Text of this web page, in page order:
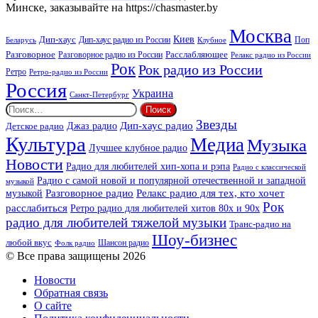
Минске, заказывайте на https://chasmaster.by
Беларусь Дип-хаус Дип-хаус радио из России Киев Клубное Москва Поп
Разговорное Разговорное радио из России Расслабляющее Релакс радио из России
Ретро Ретро-радио из России РокРок радио из России
Россия Санкт-Петербург Украина
Найти:
Детское радио Джаз радио Дип-хаус радио Звезды
Культура Лучшее клубное радио МедиаМузыка
Новости Радио для любителей хип-хопа и рэпа Радио с классической
музыкой Радио с самой новой и популярной отечественной и западной
музыкой Разговорное радио Релакс радио для тех, кто хочет
расслабиться Ретро радио для любителей хитов 80х и 90х Рок
радио для любителей тяжелой музыки Транс-радио на
любой вкус Фолк радио Шансон радио Шоу-бизнес
© Все права защищены 2026
Новости
Обратная связь
О сайте